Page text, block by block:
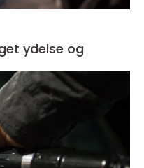
ydelse og